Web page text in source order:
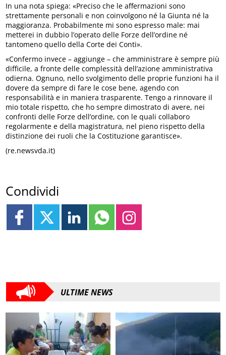
In una nota spiega: «Preciso che le affermazioni sono
strettamente personali e non coinvolgono né la Giunta né la
maggioranza. Probabilmente mi sono espresso male: mai
metterei in dubbio l’operato delle Forze dell’ordine né
tantomeno quello della Corte dei Conti».
«Confermo invece – aggiunge – che amministrare è sempre più
difficile, a fronte delle complessità dell’azione amministrativa
odierna. Ognuno, nello svolgimento delle proprie funzioni ha il
dovere da sempre di fare le cose bene, agendo con
responsabilità e in maniera trasparente. Tengo a rinnovare il
mio totale rispetto, che ho sempre dimostrato di avere, nei
confronti delle Forze dell’ordine, con le quali collaboro
regolarmente e della magistratura, nel pieno rispetto della
distinzione dei ruoli che la Costituzione garantisce».
(re.newsvda.it)
Condividi
ULTIME NEWS